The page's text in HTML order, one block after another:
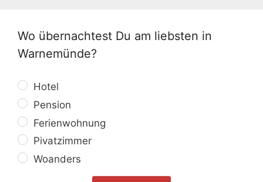
Wo übernachtest Du am liebsten in
Warnemünde?
Hotel
Pension
Ferienwohnung
Pivatzimmer
Woanders